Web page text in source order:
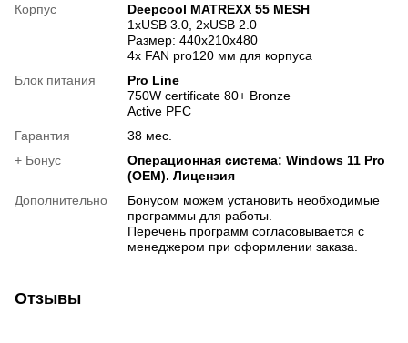
Корпус
Deepcool MATREXX 55 MESH
1xUSB 3.0, 2xUSB 2.0
Размер: 440х210х480
4x FAN pro120 мм для корпуса
Блок питания
Pro Line
750W certificate 80+ Bronze
Active PFC
Гарантия
38 мес.
+ Бонус
Операционная система: Windows 11 Pro
(OEM). Лицензия
Дополнительно
Бонусом можем установить необходимые
программы для работы.
Перечень программ согласовывается с
менеджером при оформлении заказа.
Отзывы